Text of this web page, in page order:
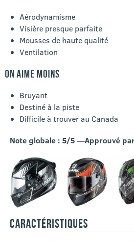
Aérodynamisme
Visière presque parfaite
Mousses de haute qualité
Ventilation
ON AIME MOINS
Bruyant
Destiné à la piste
Difficile à trouver au Canada
Note globale : 5/5 —Approuvé
CARACTÉRISTIQUES